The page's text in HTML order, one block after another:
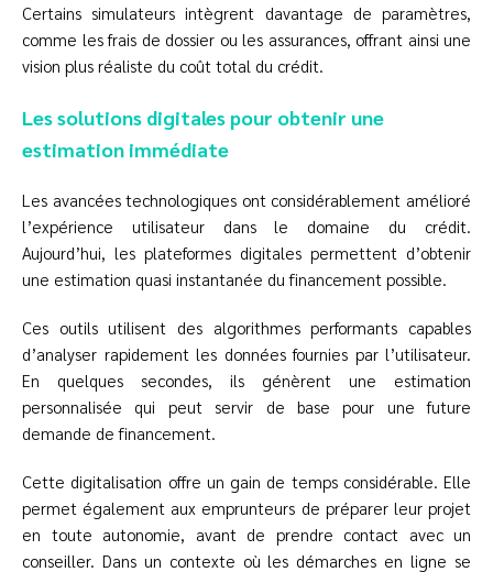
Certains simulateurs intègrent davantage de paramètres,
comme les frais de dossier ou les assurances, offrant ainsi une
vision plus réaliste du coût total du crédit.
Les solutions digitales pour obtenir une
estimation immédiate
Les avancées technologiques ont considérablement amélioré
l’expérience utilisateur dans le domaine du crédit.
Aujourd’hui, les plateformes digitales permettent d’obtenir
une estimation quasi instantanée du financement possible.
Ces outils utilisent des algorithmes performants capables
d’analyser rapidement les données fournies par l’utilisateur.
En quelques secondes, ils génèrent une estimation
personnalisée qui peut servir de base pour une future
demande de financement.
Cette digitalisation offre un gain de temps considérable. Elle
permet également aux emprunteurs de préparer leur projet
en toute autonomie, avant de prendre contact avec un
conseiller. Dans un contexte où les démarches en ligne se